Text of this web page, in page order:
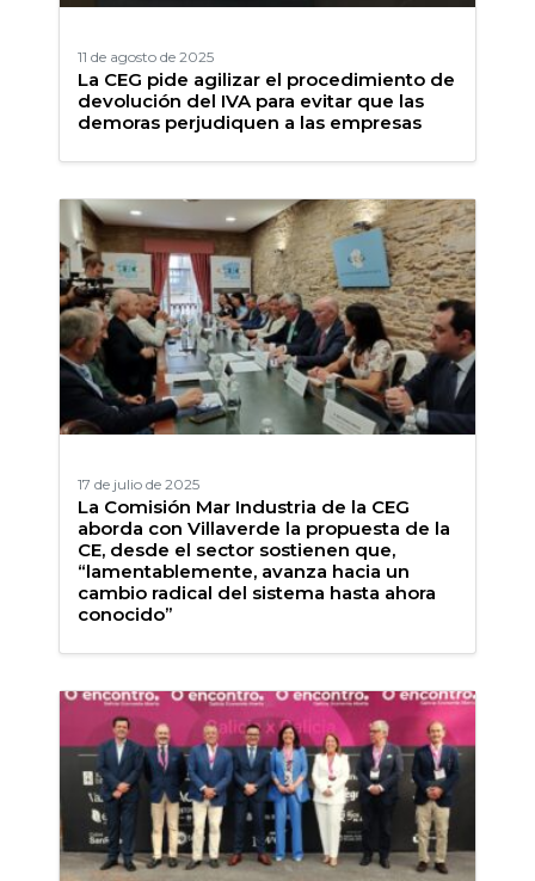
11 de agosto de 2025
La CEG pide agilizar el procedimiento de
devolución del IVA para evitar que las
demoras perjudiquen a las empresas
17 de julio de 2025
La Comisión Mar Industria de la CEG
aborda con Villaverde la propuesta de la
CE, desde el sector sostienen que,
“lamentablemente, avanza hacia un
cambio radical del sistema hasta ahora
conocido”